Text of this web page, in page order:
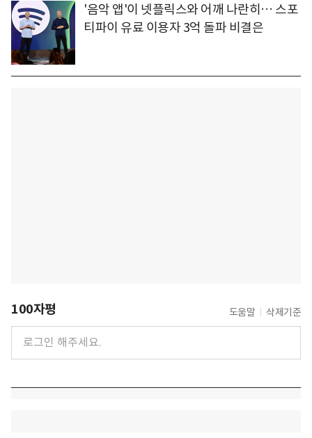
'음악 앱'이 넷플릭스와 어깨 나란히… 스포
티파이 유료 이용자 3억 돌파 비결은
100자평 도움말 삭제기준